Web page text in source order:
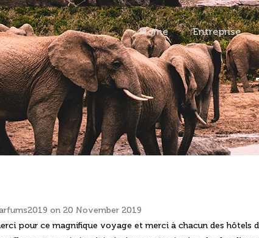
Main
navigation
Home Entreprise
spécialiste
on 20 November 2019
pour ce magnifique voyage et merci à chacun des hôtels